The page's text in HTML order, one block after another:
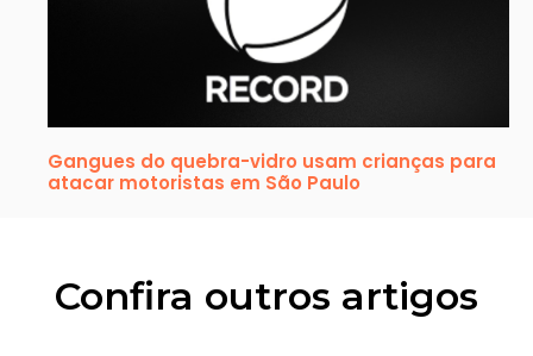
Gangues do quebra-vidro usam crianças para
atacar motoristas em São Paulo
Confira outros artigos